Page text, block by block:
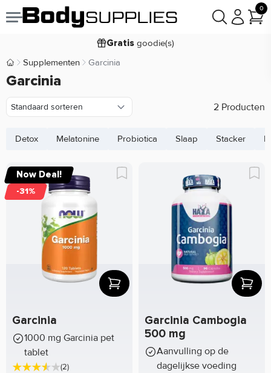
0
Voor 22:00 besteld,morgen bezorgd
Gratis goodie(s)
Laagste
Body Supplies | Sportvoeding en Supplementen
Supplementen Garcinia
Garcinia
2 Producten
Detox Melatonine Probiotica Slaap Stacker
Now Deal!
-31%
Garcinia
1000 mg Garcinia pet
tablet
(2)
Garcinia Cambogia
500 mg
Aanvulling op de
dagelijkse voeding